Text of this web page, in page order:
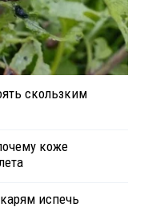
скользким
коже
испечь